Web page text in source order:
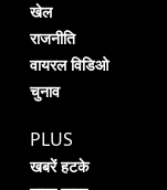
खेल
राजनीति
वायरल विडिओ
चुनाव
PLUS
खबरें हटके